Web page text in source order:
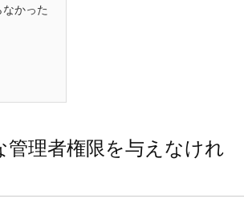
かった
理者権限を与えなけれ